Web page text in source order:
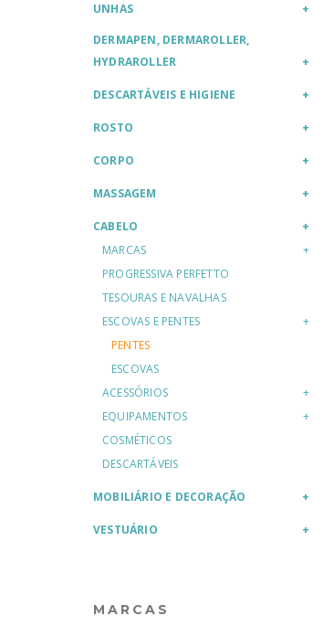
UNHAS
DERMAPEN, DERMAROLLER,
HYDRAROLLER
DESCARTÁVEIS E HIGIENE
ROSTO
CORPO
MASSAGEM
CABELO
MARCAS
PROGRESSIVA PERFETTO
TESOURAS E NAVALHAS
ESCOVAS E PENTES
PENTES
ESCOVAS
ACESSÓRIOS
EQUIPAMENTOS
COSMÉTICOS
DESCARTÁVEIS
MOBILIÁRIO E DECORAÇÃO
VESTUÁRIO
MARCAS